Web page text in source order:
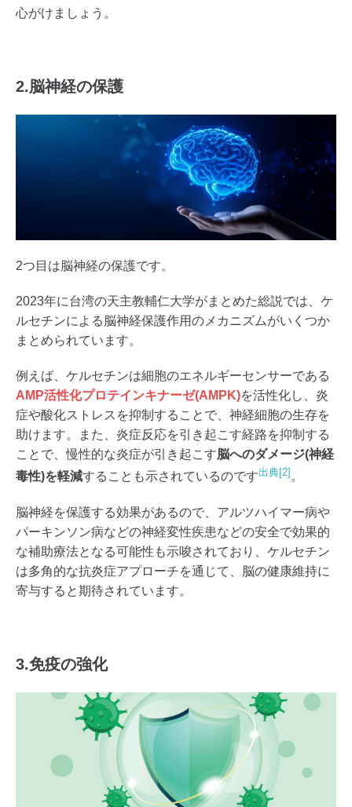
心がけましょう。
2.脳神経の保護
2つ目は脳神経の保護です。
2023年に台湾の天主教輔仁大学がまとめた総説では、ケ
ルセチンによる脳神経保護作用のメカニズムがいくつか
まとめられています。
例えば、ケルセチンは細胞のエネルギーセンサーである
AMP活性化プロテインキナーゼ(AMPK)を活性化し、炎
症や酸化ストレスを抑制することで、神経細胞の生存を
助けます。また、炎症反応を引き起こす経路を抑制する
ことで、慢性的な炎症が引き起こす脳へのダメージ(神経
毒性)を軽減することも示されているのです出典[2] 。
脳神経を保護する効果があるので、アルツハイマー病や
パーキンソン病などの神経変性疾患などの安全で効果的
な補助療法となる可能性も示唆されており、ケルセチン
は多角的な抗炎症アプローチを通じて、脳の健康維持に
寄与すると期待されています。
3.免疫の強化